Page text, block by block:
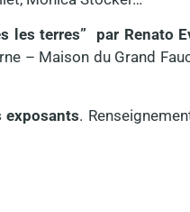
les terres” par Renato
– Maison du Grand
exposants.